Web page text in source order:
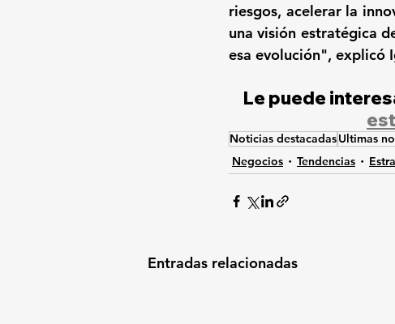
riesgos, acelerar la
una visión estratégica
esa evolución", explicó
Le puede
Noticias destacadasUltimas
Negocios
Tendencias
Entradas relacionadas